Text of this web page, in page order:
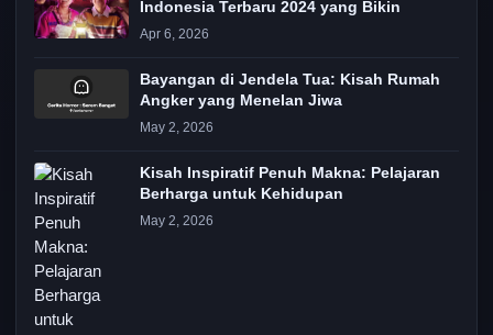
Indonesia Terbaru 2024 yang Bikin
Apr 6, 2026
Bayangan di Jendela Tua: Kisah Rumah
Angker yang Menelan Jiwa
May 2, 2026
Kisah Inspiratif Penuh Makna: Pelajaran
Berharga untuk Kehidupan
May 2, 2026